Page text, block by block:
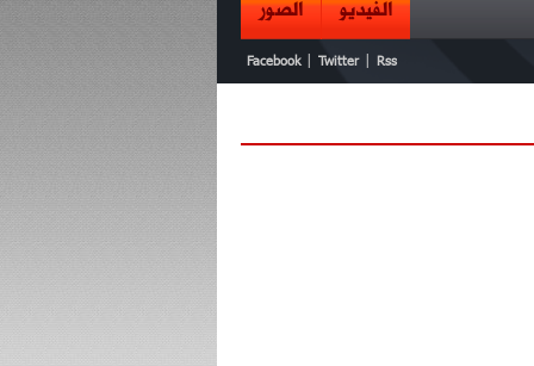
الفيديو الصور
Facebook Twitter Rss